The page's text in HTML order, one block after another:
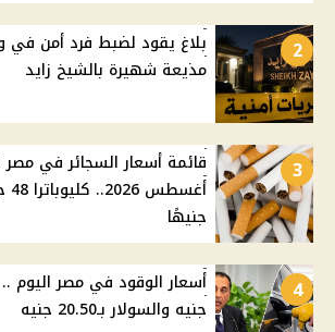
2
بلاغ يقود لضبط فرد أمن في
مذيعة شهيرة بالشيخ زايد
3
جنيهًا
4
جنيه والسولار بـ20.50 جنيه